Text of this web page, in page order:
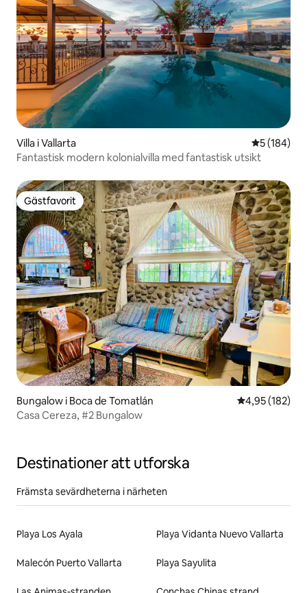
Villa i Vallarta 5 av 5 i
5 (184)
Fantastisk modern kolonialvilla med fantastisk utsikt
Gästfavorit
Gästfavorit
Bungalow i Boca de Tomatlán 4,95 av 5 i
4,95 (182)
Casa Cereza, #2 Bungalow
Destinationer att utforska
Främsta sevärdheterna i närheten
Playa Los Ayala Playa Vidanta Nuevo Vallarta
Malecón Puerto Vallarta Playa Sayulita